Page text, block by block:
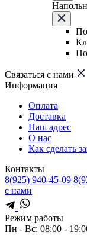
Связаться с нами
Информация
Оплата
Доставка
Наш адрес
О нас
Как сделать
Контакты
8(925) 940-45-09
с нами
Режим работы
Пн - Вс: 08:00 -